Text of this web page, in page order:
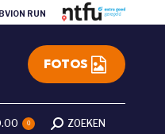
RUN
FOTOS
0 Search:
ZOEKEN